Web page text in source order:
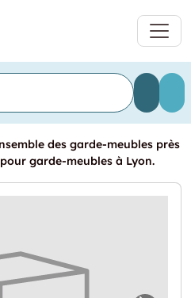
des garde-meubles près
garde-meubles à Lyon.